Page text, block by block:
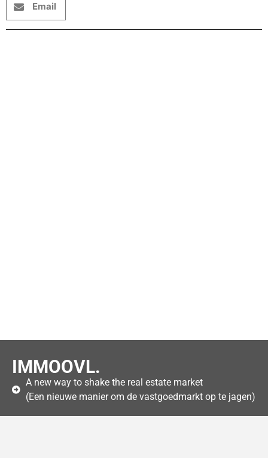
Email
IMMOOVL.
A new way to shake the real estate market
(Een nieuwe manier om de vastgoedmarkt op te jagen)